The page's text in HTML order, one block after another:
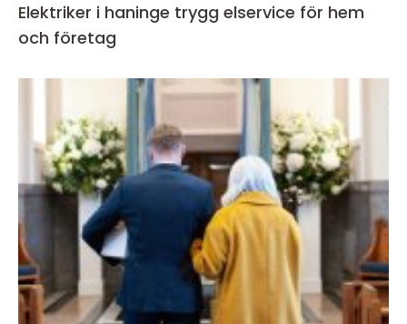
Elektriker i haninge trygg elservice för hem
och företag